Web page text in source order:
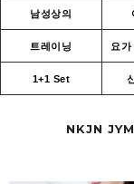
남성상의
트레이닝 요가
1+1 Set
NKJN